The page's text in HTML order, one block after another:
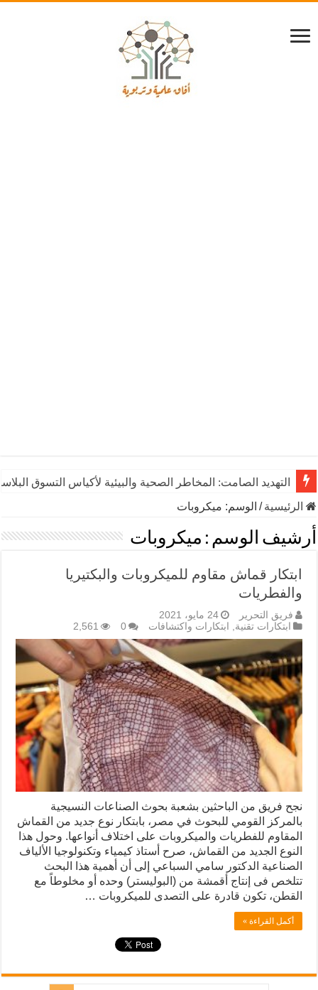
التهديد الصامت: المخاطر الصحية والبيئية لأكياس التسوق
الرئيسية/ الوسم: ميكروبات
أرشيف الوسم : ميكروبات
ابتكار قماش مقاوم للميكروبات والبكتيريا
والفطريات
فريق التحرير
24 مايو، 2021
ابتكارات تقنية, ابتكارات واكتشافات 0
2,561
نجح فريق من الباحثين بشعبة بحوث الصناعات النسيجية
بالمركز القومي للبحوث في مصر، بابتكار نوع جديد من القماش
المقاوم للفطريات والميكروبات على اختلاف أنواعها. وحول هذا
النوع الجديد من القماش، صرح أستاذ كيمياء وتكنولوجيا الألياف
الصناعية الدكتور سامي السباعي إلى أن أهمية هذا البحث
تتلخص فى إنتاج أقمشة من (البوليستر) وحده أو مخلوطاً مع
القطن، تكون قادرة على التصدى للميكروبات …
أكمل القراءة »